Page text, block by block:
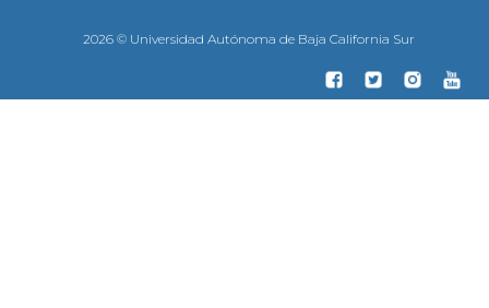
2026 © Universidad Autónoma de Baja California Sur